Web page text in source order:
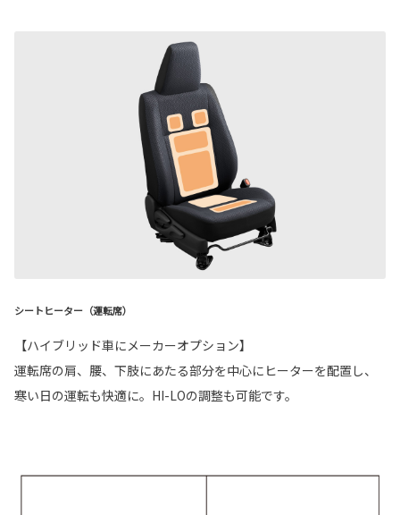
シートヒーター（運転席）
【ハイブリッド車にメーカーオプション】
運転席の肩、腰、下肢にあたる部分を中心にヒーターを配置し、
寒い日の運転も快適に。HI-LOの調整も可能です。